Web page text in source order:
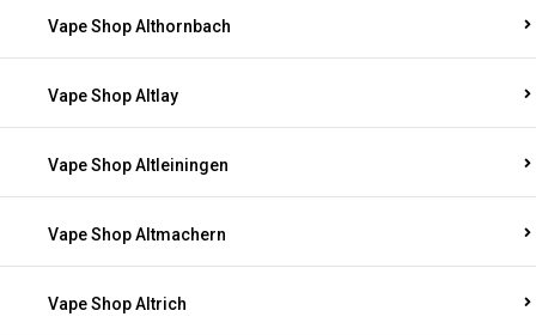
Vape Shop Althornbach
Vape Shop Altlay
Vape Shop Altleiningen
Vape Shop Altmachern
Vape Shop Altrich